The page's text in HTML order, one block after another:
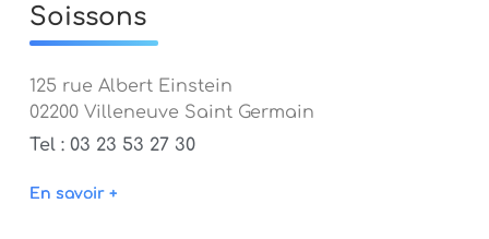
Soissons
125 rue Albert Einstein
02200 Villeneuve Saint Germain
Tel : 03 23 53 27 30
En savoir +